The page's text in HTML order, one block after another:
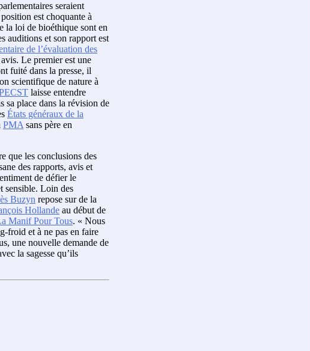
seraient
est choquante à
la loi de bioéthique sont en
auditions et son rapport est
de l’évaluation des
Le premier est une
fuité dans la presse, il
scientifique de nature à
laisse entendre
sa place dans la révision de
États généraux de la
PMA sans père en
que les conclusions des
des rapports, avis et
de défier le
sensible. Loin des
Buzyn repose sur de la
Hollande au début de
Manif Pour Tous. « Nous
froid et à ne pas en faire
une nouvelle demande de
la sagesse qu’ils